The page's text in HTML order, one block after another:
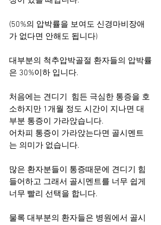
(50%의 압박률을 보여도 신경마비장애
가 없다면 안해도 됩니다)
대부분의 척추압박골절 환자들의 압박률
은 30%이하 입니다.
처음에는 견디기  힘든 극심한 통증을 호
소하지만 1개월 정도 시간이 지나면 대
부분 통증이 가라앉습니다.
어차피 통증이 가라앉는다면 골시멘트
는 의미가 없습니다.
많은 환자분들이 통증때문에 견디기 힘
들어하고 그래서 골시멘트를 너무 쉽게
너무 빨리 선택을 합니다.
물록 대부분의 환자들은 병원에서 골시